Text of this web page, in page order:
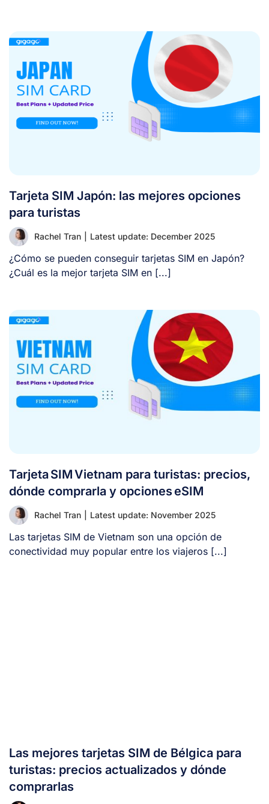
Tarjeta SIM Japón: las mejores opciones
para turistas
Rachel Tran Latest update: December 2025
¿Cómo se pueden conseguir tarjetas SIM en Japón?
¿Cuál es la mejor tarjeta SIM en [...]
Tarjeta SIM Vietnam para turistas: precios,
dónde comprarla y opciones eSIM
Rachel Tran Latest update: November 2025
Las tarjetas SIM de Vietnam son una opción de
conectividad muy popular entre los viajeros [...]
Las mejores tarjetas SIM de Bélgica para
turistas: precios actualizados y dónde
comprarlas